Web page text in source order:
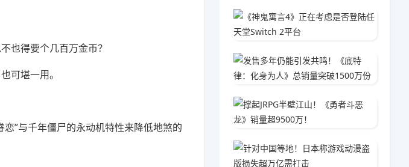
也得要个几百万金币？
可堪一用。
”与千年僵尸的永动机特性来降低地煞的